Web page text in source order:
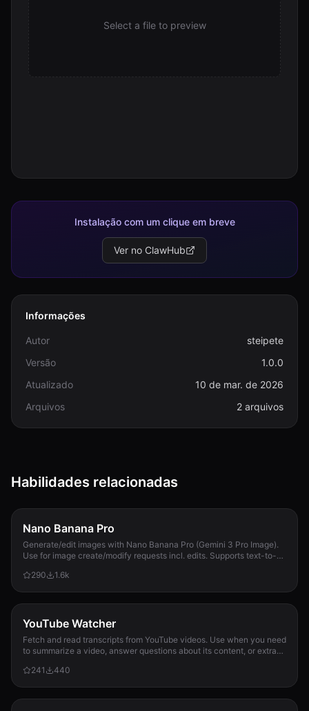
Select a file to preview
Instalação com um clique em breve
Ver no ClawHub
Informações
Autor
steipete
Versão
1.0.0
Atualizado
10 de mar. de 2026
Arquivos
2 arquivos
Habilidades relacionadas
Nano Banana Pro
Generate/edit images with Nano Banana Pro (Gemini 3 Pro Image).
Use for image create/modify requests incl. edits. Supports text-to-
290
1.6k
YouTube Watcher
Fetch and read transcripts from YouTube videos. Use when you need
to summarize a video, answer questions about its content, or extract
241
440